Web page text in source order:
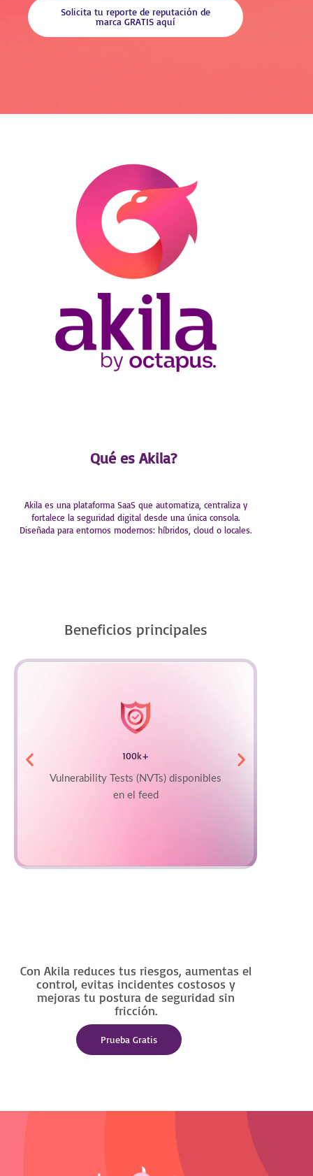
Solicita tu reporte de reputación de
marca GRATIS aquí
Qué es Akila?
Akila es una plataforma SaaS que automatiza, centraliza y
fortalece la seguridad digital desde una única consola.
Diseñada para entornos modernos: híbridos, cloud o locales.
Beneficios principales
100k+
Vulnerability Tests (NVTs) disponibles
en el feed
Con Akila reduces tus riesgos, aumentas el
control, evitas incidentes costosos y
mejoras tu postura de seguridad sin
fricción.
Prueba Gratis